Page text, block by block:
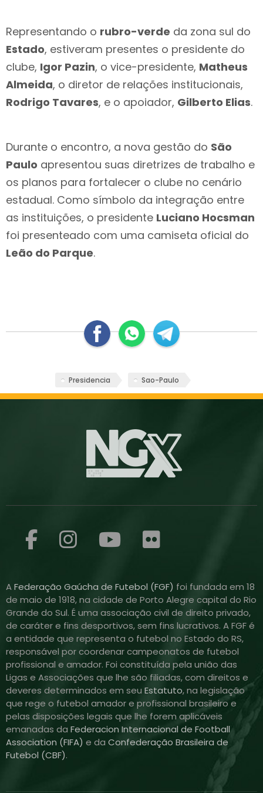
Representando o rubro-verde da zona sul do
Estado, estiveram presentes o presidente do
clube, Igor Pazin, o vice-presidente, Matheus
Almeida, o diretor de relações institucionais,
Rodrigo Tavares, e o apoiador, Gilberto Elias.
Durante o encontro, a nova gestão do São
Paulo apresentou suas diretrizes de trabalho e
os planos para fortalecer o clube no cenário
estadual. Como símbolo da integração entre
as instituições, o presidente Luciano Hocsman
foi presenteado com uma camiseta oficial do
Leão do Parque.
Presidencia Sao-Paulo
AFederação Gaúcha de Futebol (FGF) foi fundada em 18
de maio de 1918, na cidade de Porto Alegre capital do Rio
Grande do Sul. É uma associação civil de direito privado,
de caráter e fins desportivos, sem fins lucrativos. A FGF é
a entidade que representa o futebol no Estado do RS,
responsável por coordenar campeonatos de futebol
profissional e amador. Foi constituída pela união das
Ligas e Associações que lhe são filiadas, com direitos e
deveres determinados em seu Estatuto, na legislação
que rege o futebol amador e profissional brasileiro e
pelas disposições legais que lhe forem aplicáveis
emanadas da Federacion Internacional de Football
Association (FIFA) e da Confederação Brasileira de
Futebol (CBF).